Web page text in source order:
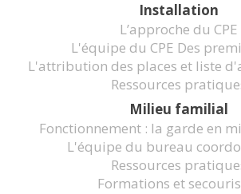
Installation
L’approche du CPE
L'équipe du CPE Des
L'attribution des places et liste
Ressources
Milieu familial
Fonctionnement : la garde en
L'équipe du bureau
Ressources
Formations et